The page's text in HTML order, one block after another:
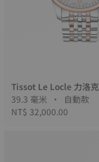
Tissot Le Locle 力洛克
39.3 毫米 • 自動款
NT$ 32,000.00